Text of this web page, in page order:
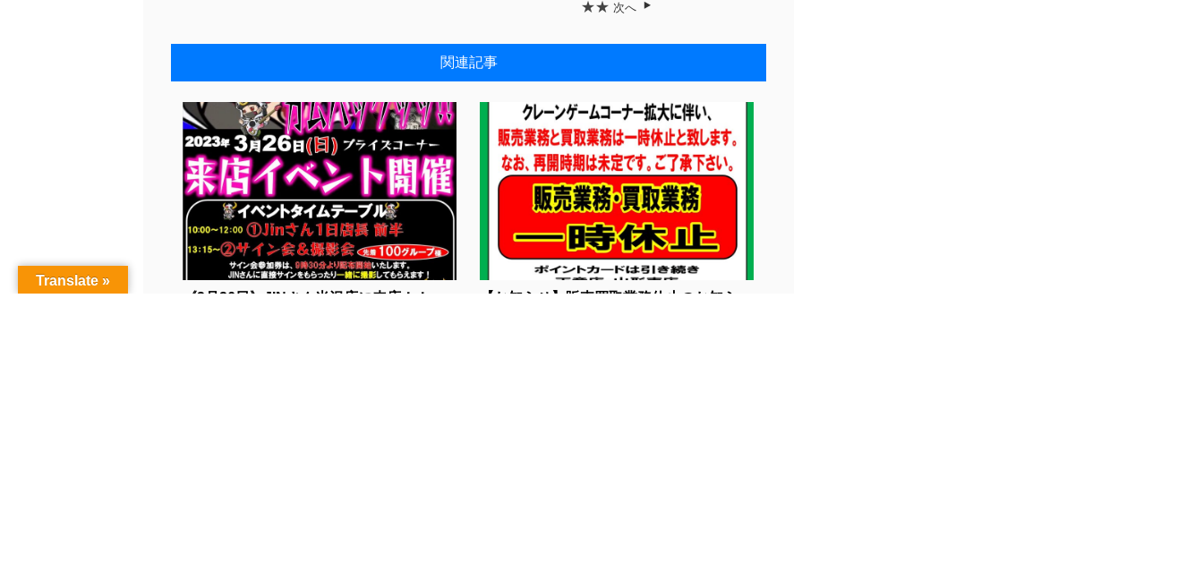
★★ 次へ
関連記事
《3月26日》JINさん米沢店に来店！！...
【お知らせ】販売買取業務休止のお知ら
Translate »